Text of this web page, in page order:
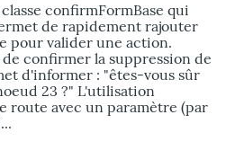
confirmFormBase qui
de rapidement rajouter
pour valider une action.
confirmer la suppression de
d'informer : "êtes-vous sûr
23 ?" L'utilisation
route avec un paramètre (par